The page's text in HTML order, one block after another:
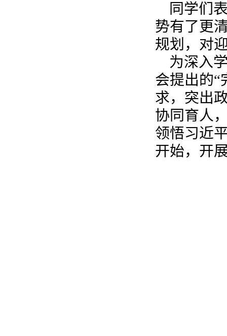
同学们
势有了更
规划，对
为深入
会提出的“
求，突出
协同育人
领悟习近
开始，开